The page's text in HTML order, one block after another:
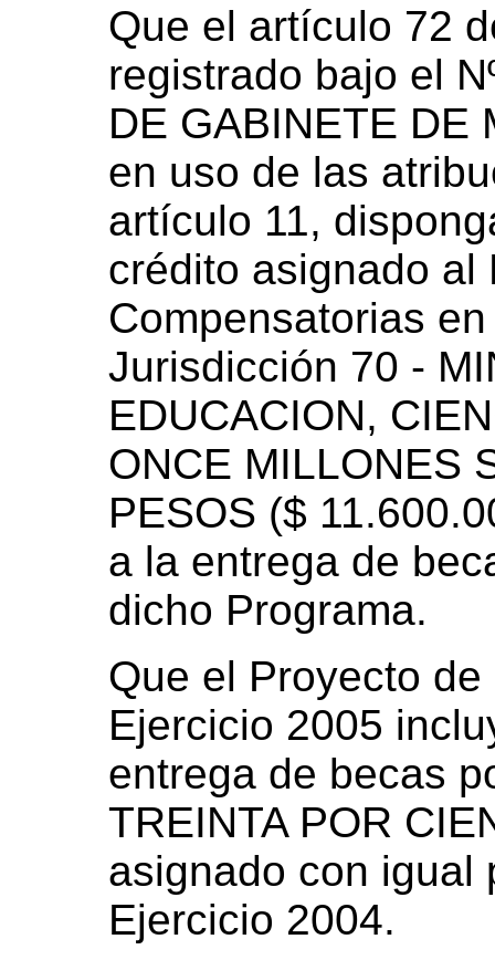
Que el artículo 72
registrado bajo el
DE GABINETE DE
en uso de las
artículo 11,
crédito asignado al
Compensatorias
Jurisdicción 70 -
EDUCACION,
ONCE MILLONES
PESOS ($
a la entrega de
dicho Programa.
Que el Proyecto
Ejercicio 2005
entrega de becas
TREINTA POR
asignado con igual
Ejercicio 2004.